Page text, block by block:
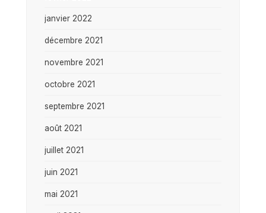
janvier 2022
décembre 2021
novembre 2021
octobre 2021
septembre 2021
août 2021
juillet 2021
juin 2021
mai 2021